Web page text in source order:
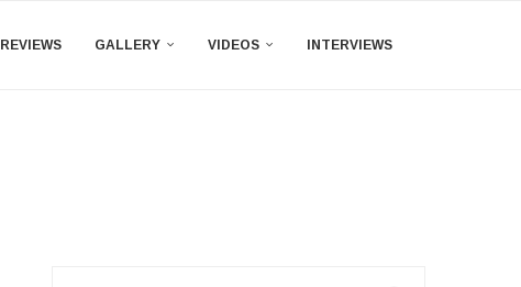
REVIEWS GALLERY VIDEOS INTERVIEWS